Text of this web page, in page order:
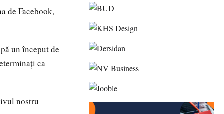
de Facebook,
un început de
ca
nostru